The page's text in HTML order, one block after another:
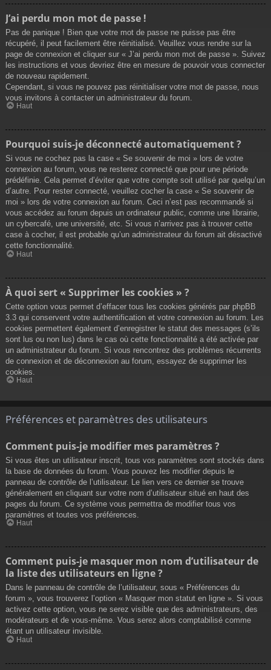
J’ai perdu mon mot de passe !
Pas de panique ! Bien que votre mot de passe ne puisse pas être
récupéré, il peut facilement être réinitialisé. Veuillez vous rendre sur la
page de connexion et cliquer sur « J’ai perdu mon mot de passe ». Suivez
les instructions et vous devriez être en mesure de pouvoir vous connecter
de nouveau rapidement.
Cependant, si vous ne pouvez pas réinitialiser votre mot de passe, nous
vous invitons à contacter un administrateur du forum.
Haut
Pourquoi suis-je déconnecté automatiquement ?
Si vous ne cochez pas la case « Se souvenir de moi » lors de votre
connexion au forum, vous ne resterez connecté que pour une période
prédéfinie. Cela permet d’éviter que votre compte soit utilisé par quelqu’un
d’autre. Pour rester connecté, veuillez cocher la case « Se souvenir de
moi » lors de votre connexion au forum. Ceci n’est pas recommandé si
vous accédez au forum depuis un ordinateur public, comme une librairie,
un cybercafé, une université, etc. Si vous n’arrivez pas à trouver cette
case à cocher, il est probable qu’un administrateur du forum ait désactivé
cette fonctionnalité.
Haut
À quoi sert « Supprimer les cookies » ?
Cette option vous permet d’effacer tous les cookies générés par phpBB
3.3 qui conservent votre authentification et votre connexion au forum. Les
cookies permettent également d’enregistrer le statut des messages (s’ils
sont lus ou non lus) dans le cas où cette fonctionnalité a été activée par
un administrateur du forum. Si vous rencontrez des problèmes récurrents
de connexion et de déconnexion au forum, essayez de supprimer les
cookies.
Haut
Préférences et paramètres des utilisateurs
Comment puis-je modifier mes paramètres ?
Si vous êtes un utilisateur inscrit, tous vos paramètres sont stockés dans
la base de données du forum. Vous pouvez les modifier depuis le
panneau de contrôle de l’utilisateur. Le lien vers ce dernier se trouve
généralement en cliquant sur votre nom d’utilisateur situé en haut des
pages du forum. Ce système vous permettra de modifier tous vos
paramètres et toutes vos préférences.
Haut
Comment puis-je masquer mon nom d’utilisateur de
la liste des utilisateurs en ligne ?
Dans le panneau de contrôle de l’utilisateur, sous « Préférences du
forum », vous trouverez l’option « Masquer mon statut en ligne ». Si vous
activez cette option, vous ne serez visible que des administrateurs, des
modérateurs et de vous-même. Vous serez alors comptabilisé comme
étant un utilisateur invisible.
Haut